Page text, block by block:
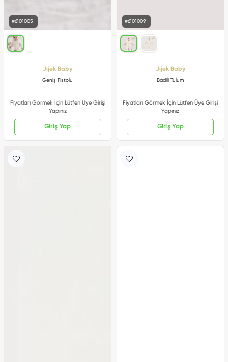
#6101005
Jijek Baby
Geniş Fistolu
Fiyatları Görmek İçin Lütfen Üye Girişi
Yapınız
Giriş Yap
#6101009
Jijek Baby
Badili Tulum
Fiyatları Görmek İçin Lütfen Üye Girişi
Yapınız
Giriş Yap